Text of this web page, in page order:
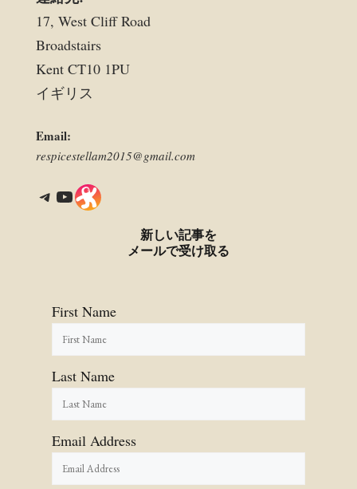
17, West Cliff Road
Broadstairs
Kent CT10 1PU
イギリス
Email:
respicestellam2015@gmail.com
Telegram YouTube Link
新しい記事を
メールで受け取る
First Name
Last Name
Email Address